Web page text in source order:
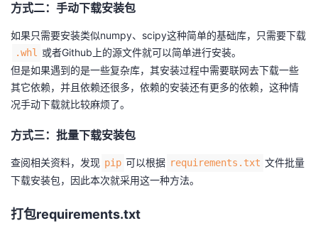
播
活
动
的
关
注
证
实
验
的
收
藏
支
持
声
建
议
方式二：手动下载安装包
如果只需要安装类似numpy、scipy这种简单的基础库，只需要下载
.whl
或者Github上的源文件就可以简单进行安装。
但是如果遇到的是一些复杂库，其安装过程中需要联网去下载一些
其它依赖，并且依赖还很多，依赖的安装还有更多的依赖，这种情
况手动下载就比较麻烦了。
方式三：批量下载安装包
查阅相关资料，发现 pip 可以根据 requirements.txt 文件批量
下载安装包，因此本次就采用这一种方法。
打包requirements.txt